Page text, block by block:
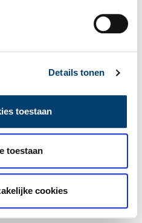
Details tonen
toestaan
toestaan
cookies